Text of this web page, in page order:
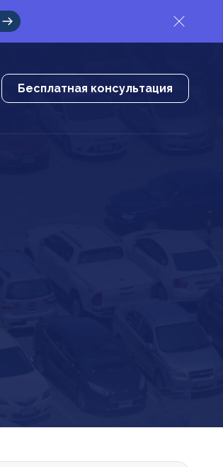
Бесплатная консультация